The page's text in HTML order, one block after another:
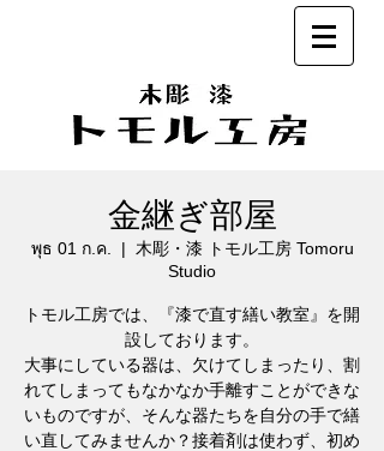
金継ぎ部屋
พุธ 01 ก.ค.
  |
木彫・漆 トモル工房 Tomoru
Studio
トモル工房では、『漆で直す繕い教室』を開
設しております。
大事にしている器は、欠けてしまったり、割
れてしまってもなかなか手離すことができな
いものですが、そんな器たちを自分の手で繕
い直してみませんか？接着剤は使わず、初め